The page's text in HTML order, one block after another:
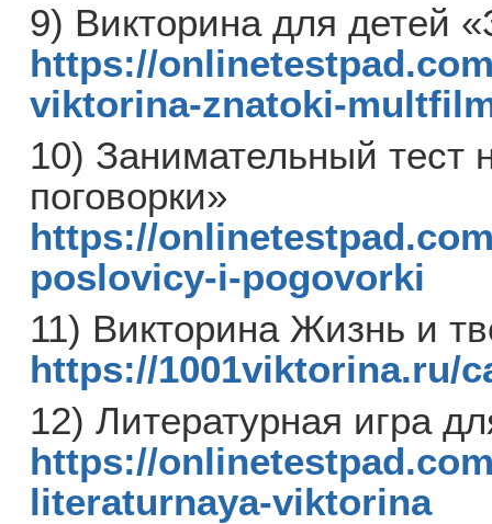
9) Викторина для детей
https://
viktorina-znatoki-
10) Занимательный тест
поговорки»
https://
poslovicy-i-pogovorki
11) Викторина Жизнь и
https://1001viktorina.ru/
12) Литературная игра
https://
literaturnaya-viktorina